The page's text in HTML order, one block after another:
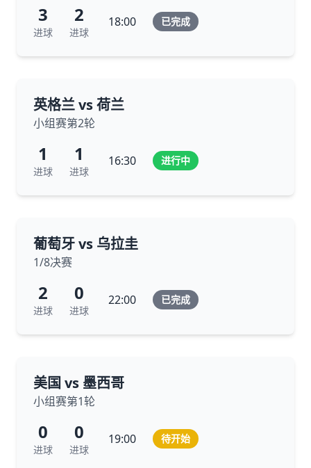
3
进球
2
进球
18:00 已完成
英格兰 vs 荷兰
小组赛第2轮
1
进球
1
进球
16:30 进行中
葡萄牙 vs 乌拉圭
1/8决赛
2
进球
0
进球
22:00 已完成
美国 vs 墨西哥
小组赛第1轮
0
进球
0
进球
19:00 待开始